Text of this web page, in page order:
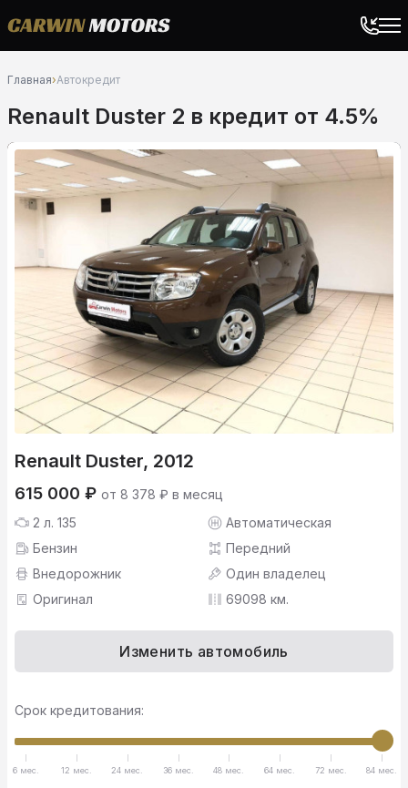
Главная›Автокредит
Renault Duster 2 в кредит от 4.5%
Renault Duster, 2012
615 000 ₽ от 8 378 ₽ в месяц
2 л. 135
Автоматическая
Бензин
Передний
Внедорожник
Один владелец
Оригинал
69098 км.
Изменить автомобиль
Срок кредитования:
6 мес. 12 мес. 24 мес. 36 мес. 48 мес. 64 мес. 72 мес. 84 мес.